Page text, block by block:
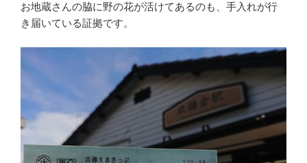
お地蔵さんの脇に野の花が活けてあるのも、手入れが行
き届いている証拠です。